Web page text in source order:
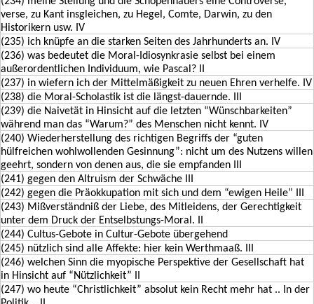
verse, zu Kant insgleichen, zu Hegel, Comte, Darwin, zu den
Historikern usw. IV
(235) ich knüpfe an die starken Seiten des Jahrhunderts an. IV
(236) was bedeutet die Moral-Idiosynkrasie selbst bei einem
außerordentlichen Individuum, wie Pascal? II
(237) in wiefern ich der Mittelmäßigkeit zu neuen Ehren verhelfe. IV
(238) die Moral-Scholastik ist die längst-dauernde. III
(239) die Naivetät in Hinsicht auf die letzten “Wünschbarkeiten”
während man das “Warum?” des Menschen nicht kennt. IV
(240) Wiederherstellung des richtigen Begriffs der “guten
hülfreichen wohlwollenden Gesinnung”: nicht um des Nutzens willen
geehrt, sondern von denen aus, die sie empfanden III
(241) gegen den Altruism der Schwäche III
(242) gegen die Präokkupation mit sich und dem “ewigen Heile” III
(243) Mißverständniß der Liebe, des Mitleidens, der Gerechtigkeit
unter dem Druck der Entselbstungs-Moral. II
(244) Cultus-Gebote in Cultur-Gebote übergehend
(245) nützlich sind alle Affekte: hier kein Werthmaaß. III
(246) welchen Sinn die myopische Perspektive der Gesellschaft hat
in Hinsicht auf “Nützlichkeit” II
(247) wo heute “Christlichkeit” absolut kein Recht mehr hat .. In der